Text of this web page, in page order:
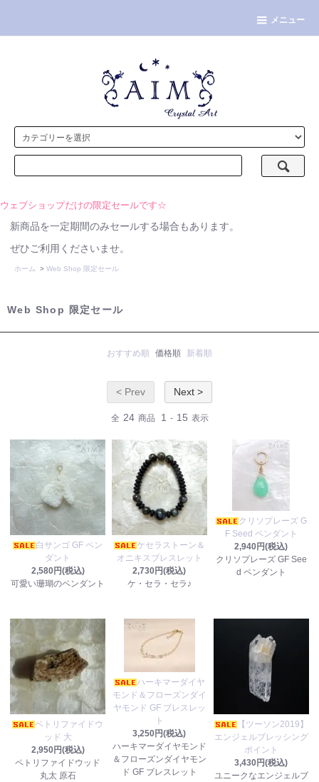
メニュー
ウェブショップだけの限定セールです☆
新商品を一定期間のみセールする場合もあります。
ぜひご利用くださいませ。
ホーム > Web Shop 限定セール
Web Shop 限定セール
おすすめ順 価格順 新着順
< Prev Next >
全 24 商品 1 - 15 表示
白サンゴ GF ペン
ダント
2,580円(税込)
可愛い珊瑚のペンダント
ケセラストーン＆
オニキスブレスレット
2,730円(税込)
ケ・セラ・セラ♪
クリソプレーズ G
F Seed ペンダント
2,940円(税込)
クリソプレーズ GF See
d ペンダント
ペトリファイドウ
ッド 大
2,950円(税込)
ペトリファイドウッド
丸太 原石
ハーキマーダイヤ
モンド＆フローズンダイ
ヤモンド GF ブレスレッ
ト
3,250円(税込)
ハーキマーダイヤモンド
＆フローズンダイヤモン
ド GF ブレスレット
【ツーソン2019】
エンジェルブレッシング
ポイント
3,430円(税込)
ユニークなエンジェルブ